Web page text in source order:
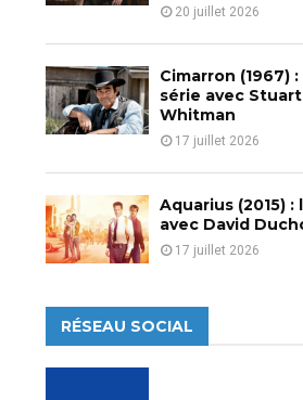
20 juillet 2026
Cimarron (1967) :
série avec Stuart
Whitman
17 juillet 2026
Aquarius (2015) :
avec David
17 juillet 2026
RÉSEAU SOCIAL